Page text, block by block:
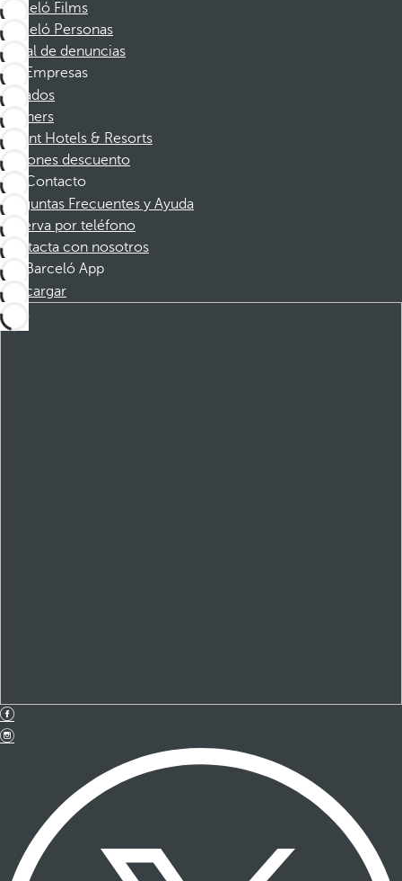
Barceló Films
Barceló Personas
Canal de denuncias
Empresas
Afiliados
Partners
Dorint Hotels & Resorts
Cupones descuento
Contacto
Preguntas Frecuentes y Ayuda
Reserva por teléfono
Contacta con nosotros
Barceló App
Descargar